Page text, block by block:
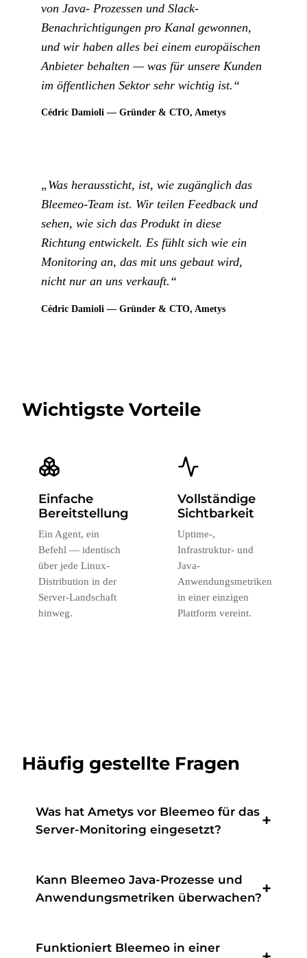
von Java- Prozessen und Slack-
Benachrichtigungen pro Kanal gewonnen,
und wir haben alles bei einem europäischen
Anbieter behalten — was für unsere Kunden
im öffentlichen Sektor sehr wichtig ist.“
Cédric Damioli — Gründer & CTO, Ametys
„Was heraussticht, ist, wie zugänglich das
Bleemeo-Team ist. Wir teilen Feedback und
sehen, wie sich das Produkt in diese
Richtung entwickelt. Es fühlt sich wie ein
Monitoring an, das mit uns gebaut wird,
nicht nur an uns verkauft.“
Cédric Damioli — Gründer & CTO, Ametys
Wichtigste Vorteile
Einfache
Bereitstellung
Ein Agent, ein
Befehl — identisch
über jede Linux-
Distribution in der
Server-Landschaft
hinweg.
Vollständige
Sichtbarkeit
Uptime-,
Infrastruktur- und
Java-
Anwendungsmetriken
in einer einzigen
Plattform vereint.
Häufig gestellte Fragen
Was hat Ametys vor Bleemeo für das
Server-Monitoring eingesetzt?
Kann Bleemeo Java-Prozesse und
Anwendungsmetriken überwachen?
Funktioniert Bleemeo in einer